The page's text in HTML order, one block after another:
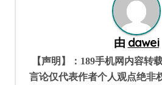
由 dawei
【声明】：189手机网内容转
言论仅代表作者个人观点绝非